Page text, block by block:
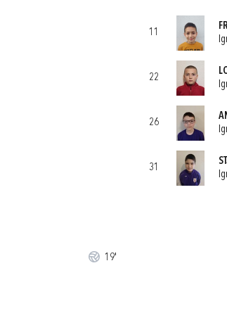
19'
11
22
26
31